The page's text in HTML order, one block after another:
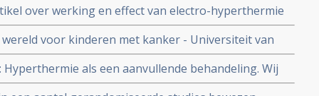
over werking en effect van electro-hyperthermie
Hyperthermie vandaag: Electrische energie een
kankervoor kinderen met kanker - Universiteit van
apparaat in gebruik voor het behandelen
hyperthermie.
als een aanvullende behandeling. Wij
artikel over hyperthermie als aanvullende